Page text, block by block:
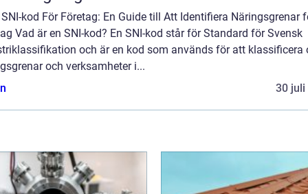
kod För Företag: En Guide till Att Identifiera Näringsgrenar
Vad är en SNI-kod? En SNI-kod står för Standard för Svensk
och är en kod som används för att klassificera
och verksamheter i...
30 juli